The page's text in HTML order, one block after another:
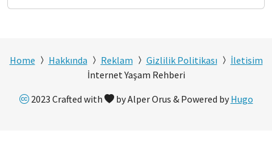
Home Hakkında Reklam Gizlilik Politikası
İletisim
İnternet Yaşam Rehberi
2023 Crafted with
by Alper Orus & Powered byHugo